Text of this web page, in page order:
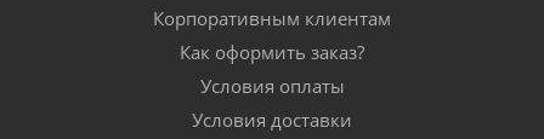
Корпоративным клиентам
Как оформить заказ?
Условия оплаты
Условия доставки